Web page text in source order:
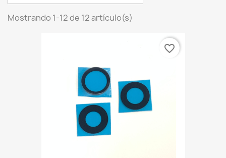
Mostrando 1-12 de 12 artículo(s)
favorite_border